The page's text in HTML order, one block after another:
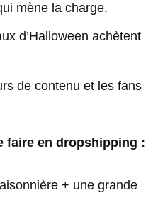
mène la charge.
d’Halloween achètent
de contenu et les fans
faire en dropshipping :
+ une grande